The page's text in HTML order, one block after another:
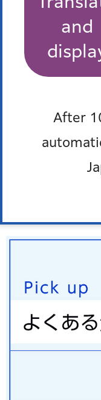
and
After
Pick up
窓口混雑状況